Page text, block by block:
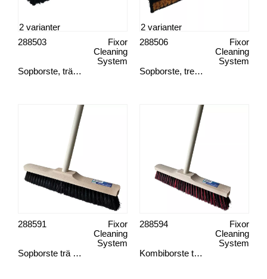
Sopborste, trä mjuk borst
Fixor
Cleaning
System
288503
2 varianter
Sopborste, tre hård borst
Fixor
Cleaning
System
288506
2 varianter
Sopborste trä tagelblandning 40 cm med skaft
Fixor
Cleaning
System
288591
Kombiborste trä extra hård 40 cm med skaft
Fixor
Cleaning
System
288594